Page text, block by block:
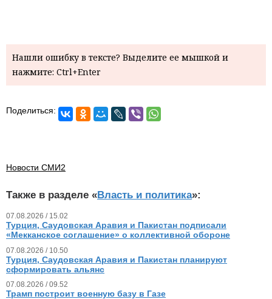
Нашли ошибку в тексте? Выделите ее мышкой и
нажмите: Ctrl+Enter
Поделиться:
Новости СМИ2
Также в разделе «Власть и политика»:
07.08.2026 / 15.02
Турция, Саудовская Аравия и Пакистан подписали
«Мекканское соглашение» о коллективной обороне
07.08.2026 / 10.50
Турция, Саудовская Аравия и Пакистан планируют
сформировать альянс
07.08.2026 / 09.52
Трамп построит военную базу в Газе